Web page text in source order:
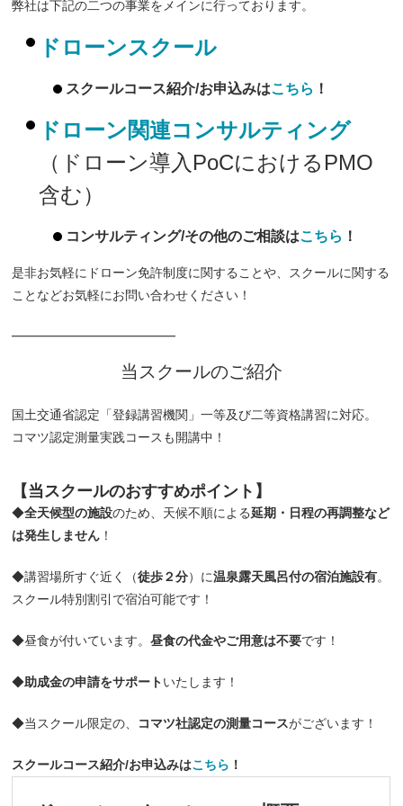
弊社は下記の二つの事業をメインに行っております。
ドローンスクール
スクールコース紹介/お申込みはこちら ！
ドローン関連コンサルティング
（ドローン導入PoCにおけるPMO
含む）
コンサルティング/その他のご相談はこちら ！
是非お気軽にドローン免許制度に関することや、スクールに関する
ことなどお気軽にお問い合わせください！
━━━━━━━━━━━━━
当スクールのご紹介
国土交通省認定「登録講習機関」一等及び二等資格講習に対応。
コマツ認定測量実践コースも開講中！
【当スクールのおすすめポイント 】
◆全天候型の施設のため、天候不順による延期・日程の再調整など
は発生しません ！
◆講習場所すぐ近く（徒歩２分）に温泉露天風呂付の宿泊施設有。
スクール特別割引で宿泊可能です！
◆昼食が付いています。昼食の代金やご用意は不要です！
◆助成金の申請をサポートいたします！
◆当スクール限定の、 コマツ社認定の測量コースがございます！
スクールコース紹介/お申込みはこちら ！